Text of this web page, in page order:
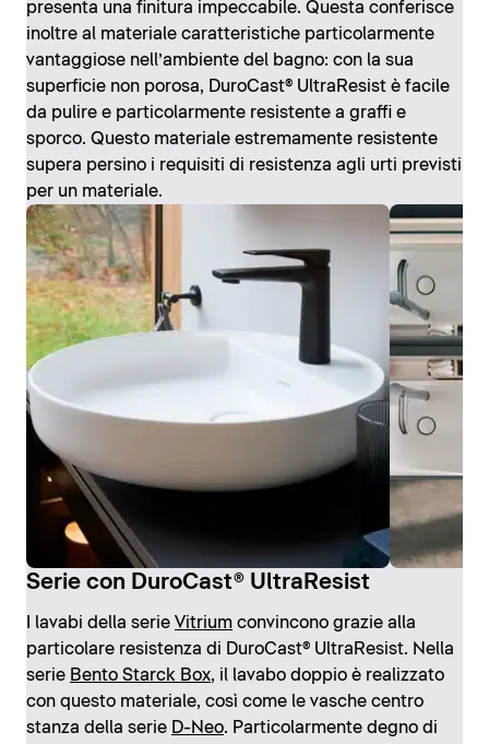
presenta una finitura impeccabile. Questa conferisce
inoltre al materiale caratteristiche particolarmente
vantaggiose nell’ambiente del bagno: con la sua
superficie non porosa, DuroCast® UltraResist è facile
da pulire e particolarmente resistente a graffi e
sporco. Questo materiale estremamente resistente
supera persino i requisiti di resistenza agli urti previsti
per un materiale.
Serie con DuroCast® UltraResist
I lavabi della serie Vitrium convincono grazie alla
particolare resistenza di DuroCast® UltraResist. Nella
serie Bento Starck Box, il lavabo doppio è realizzato
con questo materiale, così come le vasche centro
stanza della serie D-Neo. Particolarmente degno di